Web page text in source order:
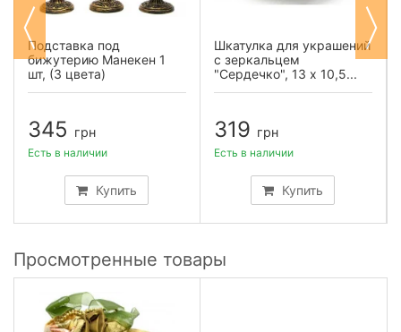
Подставка под
бижутерию Манекен 1
шт, (3 цвета)
345 грн
Купить
Есть в наличии
Шкатулка для украшений
с зеркальцем
"Сердечко", 13 х 10,5...
319 грн
Купить
Есть в наличии
Просмотренные товары